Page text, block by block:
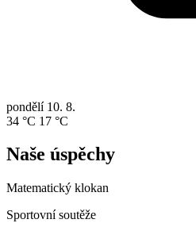
pondělí 10. 8.
34 °C 17 °C
Naše úspěchy
Matematický klokan
Sportovní soutěže